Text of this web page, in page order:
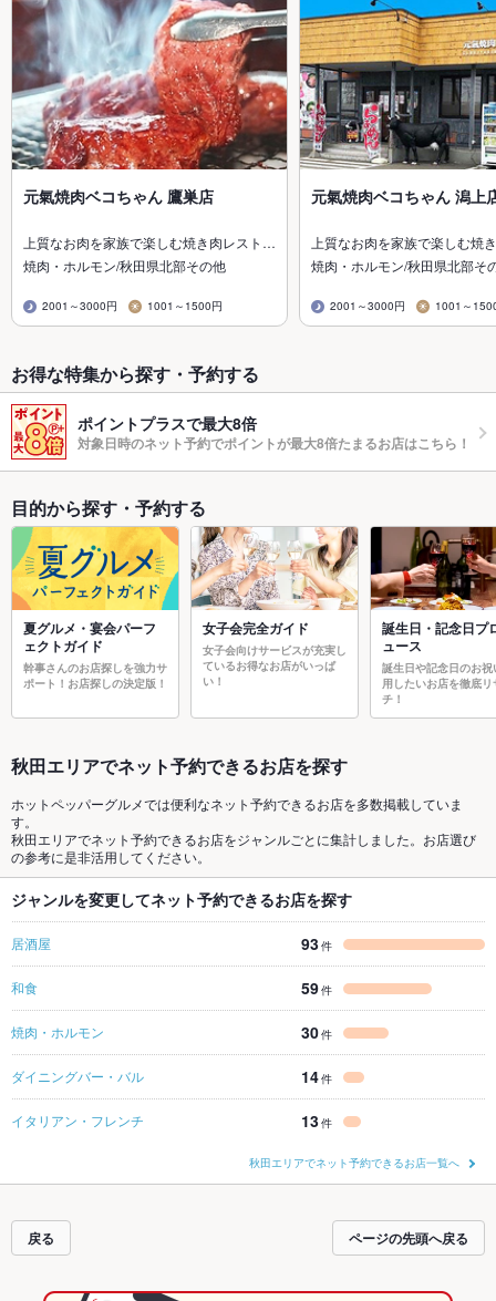
元氣焼肉ベコちゃん 鷹巣店
上質なお肉を家族で楽しむ焼き肉レスト…
焼肉・ホルモン/秋田県北部その他
2001～3000円 1001～1500円
元氣焼肉ベコちゃん 潟上
上質なお肉を家族で楽しむ焼
焼肉・ホルモン/秋田県北部そ
2001～3000円 1001～
お得な特集から探す・予約する
ポイントプラスで最大8倍
対象日時のネット予約でポイントが最大8倍たまるお店はこちら！
目的から探す・予約する
夏グルメ・宴会パーフ
ェクトガイド
幹事さんのお店探しを強力サ
ポート！お店探しの決定版！
女子会完全ガイド
女子会向けサービスが充実し
ているお得なお店がいっぱ
い！
誕生日・記念日プ
ュース
誕生日や記念日のお祝
用したいお店を徹底リ
チ！
秋田エリアでネット予約できるお店を探す
ホットペッパーグルメでは便利なネット予約できるお店を多数掲載していま
す。
秋田エリアでネット予約できるお店をジャンルごとに集計しました。お店選び
の参考に是非活用してください。
ジャンルを変更してネット予約できるお店を探す
居酒屋 93件
和食 59件
焼肉・ホルモン 30件
ダイニングバー・バル 14件
イタリアン・フレンチ 13件
秋田エリアでネット予約できるお店一覧へ
戻る ページの先頭へ戻る